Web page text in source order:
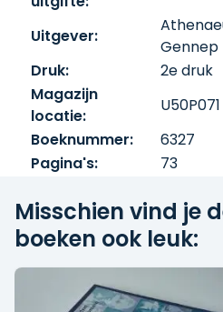
Paul Auster, John
Georges Perec en Marie
dit boek een rijke en
van persoonlijke
Uitgever:
Gennep
Druk:
2e druk
Magazijn
locatie:
U50P071
Boeknummer:
6327
Pagina's:
73
Misschien vind je
boeken ook leuk: